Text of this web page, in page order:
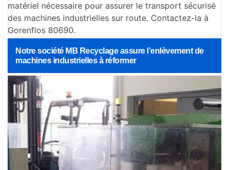
matériel nécessaire pour assurer le transport sécurisé
des machines industrielles sur route. Contactez-la à
Gorenflos 80690.
Notre société MB Recyclage assure l’enlèvement de
machines industrielles à réformer